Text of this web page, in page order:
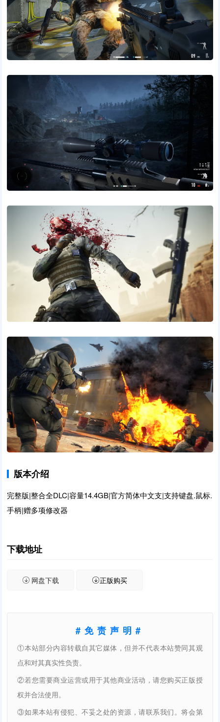
版本介绍
完整版|整合全DLC|容量14.4GB|官方简体中文支|支持键盘.鼠标.
手柄|赠多项修改器
下载地址
网盘下载 正版购买
#免责声明#
①本站部分内容转载自其它媒体，但并不代表本站赞同其观
点和对其真实性负责。
②若您需要商业运营或用于其他商业活动，请您购买正版授
权并合法使用。
③如果本站有侵犯、不妥之处的资源，请联系我们。将会第